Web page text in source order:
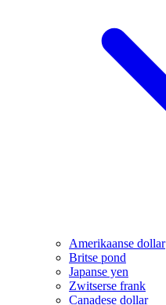
Amerikaanse dollar
Britse pond
Japanse yen
Zwitserse frank
Canadese dollar